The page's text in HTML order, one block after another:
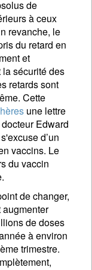
de
à ceux
revanche, le
du retard en
et
sécurité des
retards sont
Cette
une lettre
Edward
d’un
vaccins. Le
du vaccin
de changer,
de doses
à environ
trimestre.